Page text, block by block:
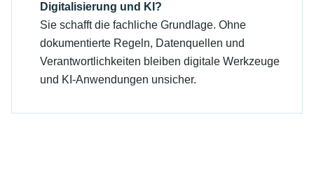
Digitalisierung und KI?
Sie schafft die fachliche Grundlage. Ohne
dokumentierte Regeln, Datenquellen und
Verantwortlichkeiten bleiben digitale Werkzeuge
und KI-Anwendungen unsicher.